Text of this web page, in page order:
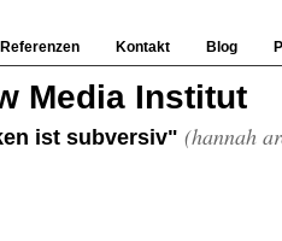
Referenzen Kontakt Blog
Media Institut
ist subversiv" (hannah